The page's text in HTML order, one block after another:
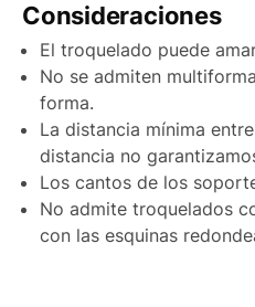
Consideraciones
El troquelado puede
No se admiten
forma.
La distancia mínima
distancia no
Los cantos de los
No admite troquelados
con las esquinas